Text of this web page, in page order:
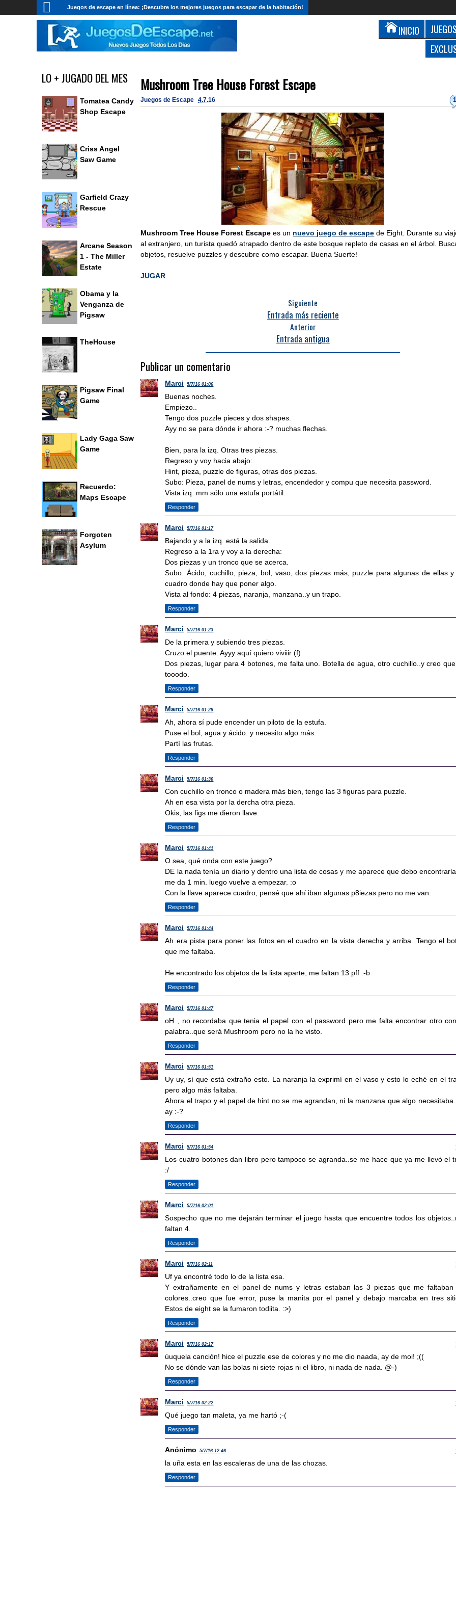
Juegos de escape en línea: ¡Descubre los mejores juegos para escapar de la habitación!
INICIO
Mushroom Tree House Forest Escape
Juegos de Escape 4.7.16
Mushroom Tree House Forest Escape es un nuevo juego de escape de Eight. Durante su
al extranjero, un turista quedó atrapado dentro de este bosque repleto de casas en el árbol.
objetos, resuelve puzzles y descubre como escapar. Buena Suerte!
JUGAR
Siguiente
Entrada más reciente
Anterior
Entrada antigua
Publicar un comentario
Marci 5/7/16 01:06
Buenas noches.
Empiezo..
Tengo dos puzzle pieces y dos shapes.
Ayy no se para dónde ir ahora :-? muchas flechas.
Bien, para la izq. Otras tres piezas.
Regreso y voy hacia abajo:
Hint, pieza, puzzle de figuras, otras dos piezas.
Subo: Pieza, panel de nums y letras, encendedor y compu que necesita password.
Vista izq. mm sólo una estufa portátil.
Responder
Marci 5/7/16 01:17
Bajando y a la izq. está la salida.
Regreso a la 1ra y voy a la derecha:
Dos piezas y un tronco que se acerca.
Subo: Ácido, cuchillo, pieza, bol, vaso, dos piezas más, puzzle para algunas de ellas
cuadro donde hay que poner algo.
Vista al fondo: 4 piezas, naranja, manzana..y un trapo.
Responder
Marci 5/7/16 01:23
De la primera y subiendo tres piezas.
Cruzo el puente: Ayyy aquí quiero viviiir (f)
Dos piezas, lugar para 4 botones, me falta uno. Botella de agua, otro cuchillo..y creo
tooodo.
Responder
Marci 5/7/16 01:28
Ah, ahora sí pude encender un piloto de la estufa.
Puse el bol, agua y ácido. y necesito algo más.
Partí las frutas.
Responder
Marci 5/7/16 01:36
Con cuchillo en tronco o madera más bien, tengo las 3 figuras para puzzle.
Ah en esa vista por la dercha otra pieza.
Okis, las figs me dieron llave.
Responder
Marci 5/7/16 01:41
O sea, qué onda con este juego?
DE la nada tenía un diario y dentro una lista de cosas y me aparece que debo
me da 1 min. luego vuelve a empezar. :o
Con la llave aparece cuadro, pensé que ahí iban algunas p8iezas pero no me van.
Responder
Marci 5/7/16 01:44
Ah era pista para poner las fotos en el cuadro en la vista derecha y arriba. Tengo el
que me faltaba.
He encontrado los objetos de la lista aparte, me faltan 13 pff :-b
Responder
Marci 5/7/16 01:47
oH , no recordaba que tenia el papel con el password pero me falta encontrar otro
palabra..que será Mushroom pero no la he visto.
Responder
Marci 5/7/16 01:51
Uy uy, sí que está extraño esto. La naranja la exprimí en el vaso y esto lo eché en el
pero algo más faltaba.
Ahora el trapo y el papel de hint no se me agrandan, ni la manzana que algo
ay :-?
Responder
Marci 5/7/16 01:54
Los cuatro botones dan libro pero tampoco se agranda..se me hace que ya me llevó el
:/
Responder
Marci 5/7/16 02:01
Sospecho que no me dejarán terminar el juego hasta que encuentre todos los
faltan 4.
Responder
Marci 5/7/16 02:11
Uf ya encontré todo lo de la lista esa.
Y extrañamente en el panel de nums y letras estaban las 3 piezas que me faltaban
colores..creo que fue error, puse la manita por el panel y debajo marcaba en tres
Estos de eight se la fumaron todiita. :>)
Responder
Marci 5/7/16 02:17
úuquela canción! hice el puzzle ese de colores y no me dio naada, ay de moi! ;((
No se dónde van las bolas ni siete rojas ni el libro, ni nada de nada. @-)
Responder
Marci 5/7/16 02:22
Qué juego tan maleta, ya me hartó ;-(
Responder
Anónimo 5/7/16 12:46
la uña esta en las escaleras de una de las chozas.
Responder
LO + JUGADO DEL MES
Tomatea Candy
Shop Escape
Criss Angel
Saw Game
Garfield Crazy
Rescue
Arcane Season
1 - The Miller
Estate
Obama y la
Venganza de
Pigsaw
TheHouse
Pigsaw Final
Game
Lady Gaga Saw
Game
Recuerdo:
Maps Escape
Forgoten
Asylum